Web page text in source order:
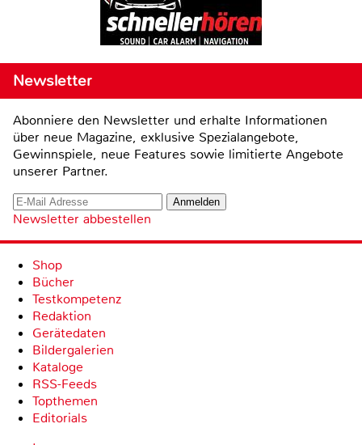
Newsletter
Abonniere den Newsletter und erhalte Informationen
über neue Magazine, exklusive Spezialangebote,
Gewinnspiele, neue Features sowie limitierte Angebote
unserer Partner.
Newsletter abbestellen
Shop
Bücher
Testkompetenz
Redaktion
Gerätedaten
Bildergalerien
Kataloge
RSS-Feeds
Topthemen
Editorials